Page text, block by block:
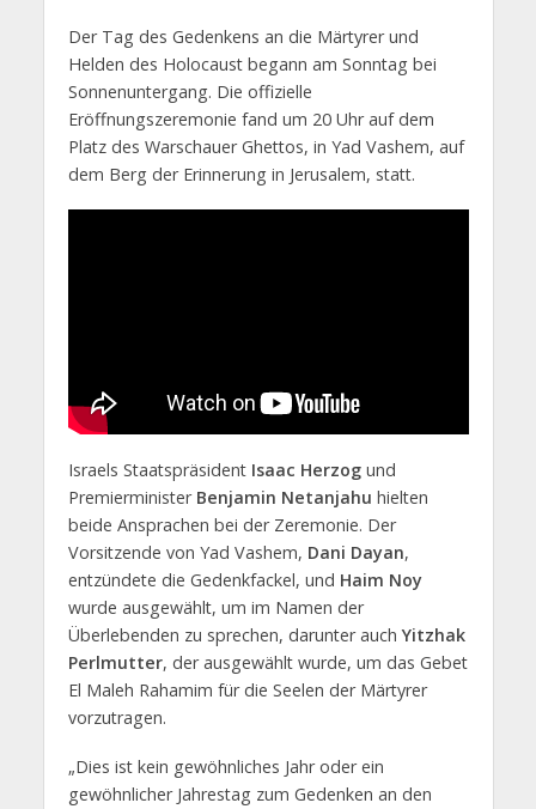
Der Tag des Gedenkens an die Märtyrer und
Helden des Holocaust begann am Sonntag bei
Sonnenuntergang. Die offizielle
Eröffnungszeremonie fand um 20 Uhr auf dem
Platz des Warschauer Ghettos, in Yad Vashem, auf
dem Berg der Erinnerung in Jerusalem, statt.
Israels Staatspräsident Isaac Herzogund
Premierminister Benjamin Netanjahu hielten
beide Ansprachen bei der Zeremonie. Der
Vorsitzende von Yad Vashem, Dani Dayan,
entzündete die Gedenkfackel, und Haim Noy
wurde ausgewählt, um im Namen der
Überlebenden zu sprechen, darunter auchYitzhak
Perlmutter, der ausgewählt wurde, um das Gebet
El Maleh Rahamim für die Seelen der Märtyrer
vorzutragen.
„Dies ist kein gewöhnliches Jahr oder ein
gewöhnlicher Jahrestag zum Gedenken an den